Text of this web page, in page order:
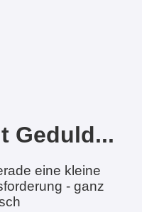
Geduld...
eine kleine
- ganz